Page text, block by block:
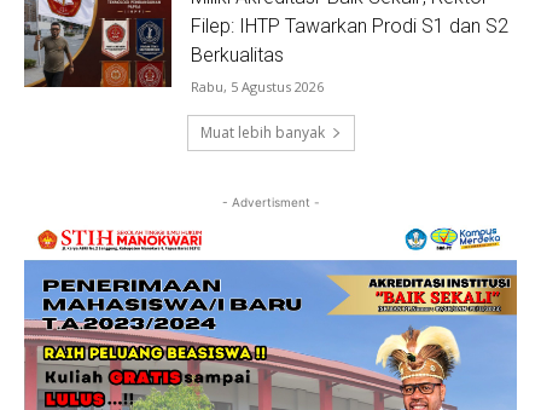
Filep: IHTP Tawarkan Prodi S1 dan S2
Berkualitas
Rabu, 5 Agustus 2026
Muat lebih banyak
- Advertisment -